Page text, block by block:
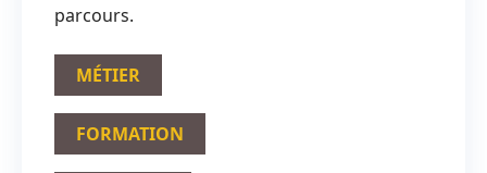
parcours.
MÉTIER
FORMATION